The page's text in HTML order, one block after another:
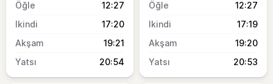
12:27
17:20
19:21
20:54
12:27
17:19
19:20
20:53